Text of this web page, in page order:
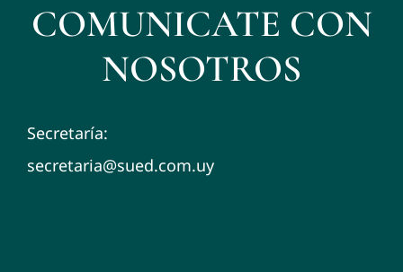
COMUNICATE CON
NOSOTROS
Secretaría:
secretaria@sued.com.uy